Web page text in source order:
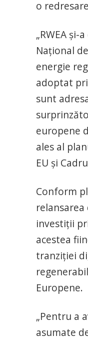
o
„RWEA
Național
energie
adoptat
sunt
europene
ales al
EU și
Conform
investiții
acestea
tranziției
Europene.
„Pentru a
asumate